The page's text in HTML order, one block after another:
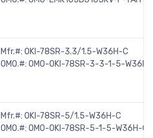
Mfr.#: OKI-78SR-3.3/1.5-W36H-C
OMO.#: OMO-OKI-78SR-3-3-1-5-W36H-
Mfr.#: OKI-78SR-5/1.5-W36H-C
OMO.#: OMO-OKI-78SR-5-1-5-W36H-C-